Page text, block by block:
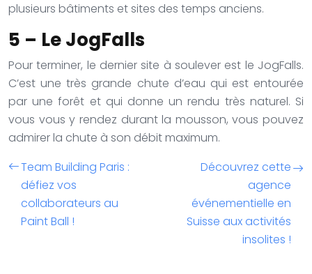
plusieurs bâtiments et sites des temps anciens.
5 – Le JogFalls
Pour terminer, le dernier site à soulever est le JogFalls.
C’est une très grande chute d’eau qui est entourée
par une forêt et qui donne un rendu très naturel. Si
vous vous y rendez durant la mousson, vous pouvez
admirer la chute à son débit maximum.
Team Building Paris :
défiez vos
collaborateurs au
Paint Ball !
Découvrez cette
agence
événementielle en
Suisse aux activités
insolites !